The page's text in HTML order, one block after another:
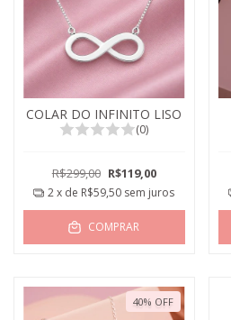
COLAR DO INFINITO LISO
(0)
R$299,00 R$119,00
2x de R$59,50 sem juros
COMPRAR
40% OFF